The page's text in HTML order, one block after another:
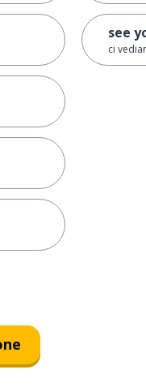
see
ci